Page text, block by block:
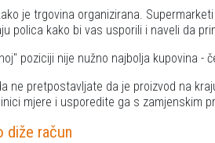
je trgovina organizirana.
polica kako bi vas usporili i naveli da
poziciji nije nužno najbolja kupovina -
ne pretpostavljate da je proizvod na
mjere i usporedite ga s zamjenskim
diže račun